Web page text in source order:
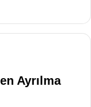
Ayrılma